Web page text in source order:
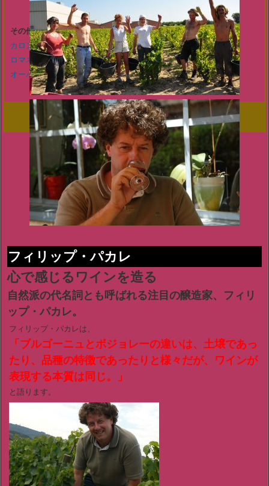
その他の有名ワイン
カロンセギュール
ロマネコンティ
オーパスワン
ギフトに生れ年のワイン
フィリップ・パカレ
心で感じるワインを造る
自然派の代名詞とも呼ばれる注目の醸造家、フィリ
ップ・パカレ。
フィリップ・パカレは、
「ブルゴーニュとボジョレーの違いは、土壌であっ
たり、品種の特徴であったりと様々だが、ワインが
表現する本質は同じ。」
と語ります。